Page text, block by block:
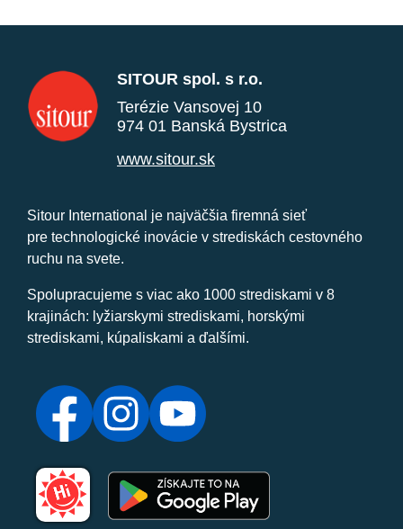
SITOUR spol. s r.o.
Terézie Vansovej 10
974 01 Banská Bystrica
www.sitour.sk
Sitour International je najväčšia firemná sieť
pre technologické inovácie v strediskách cestovného
ruchu na svete.
Spolupracujeme s viac ako 1000 strediskami v 8
krajinách: lyžiarskymi strediskami, horskými
strediskami, kúpaliskami a ďalšími.